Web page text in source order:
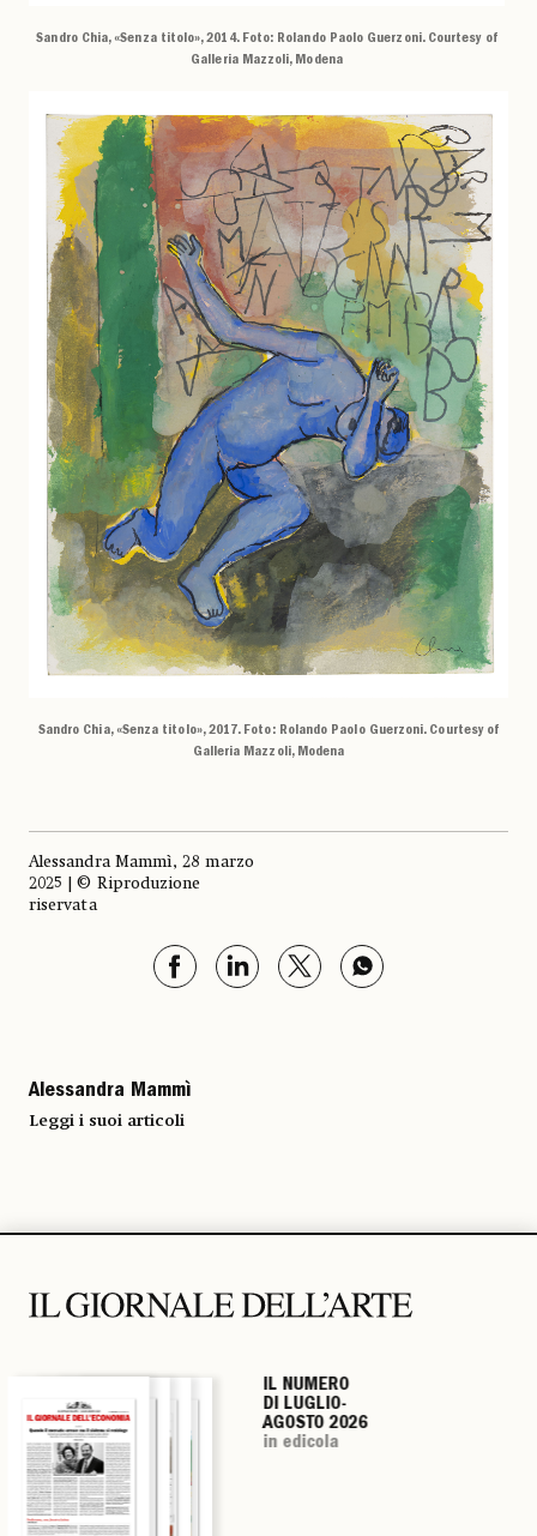
Sandro Chia, «Senza titolo», 2014. Foto: Rolando Paolo Guerzoni. Courtesy of
Galleria Mazzoli, Modena
Sandro Chia, «Senza titolo», 2017. Foto: Rolando Paolo Guerzoni. Courtesy of
Galleria Mazzoli, Modena
Alessandra Mammì, 28 marzo
2025 | © Riproduzione
riservata
Alessandra Mammì
Leggi i suoi articoli
IL NUMERO
DI LUGLIO-
AGOSTO 2026
in edicola
IL NUMERO
DI LUGLIO-
AGOSTO 2026
in edicola
IL NUMERO
DI LUGLIO-
AGOSTO 2026
in edicola
IL NUMERO
DI LUGLIO-
AGOSTO 2026
in edicola